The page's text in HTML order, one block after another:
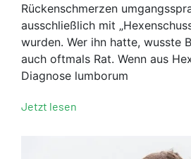
Rückenschmerzen
ausschließlich mit
wurden. Wer ihn hatte, wusste
auch oftmals Rat. Wenn aus
Diagnose lumborum
Jetzt lesen